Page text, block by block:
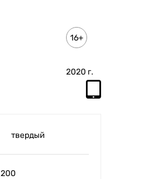
16+
2020 г.
твердый